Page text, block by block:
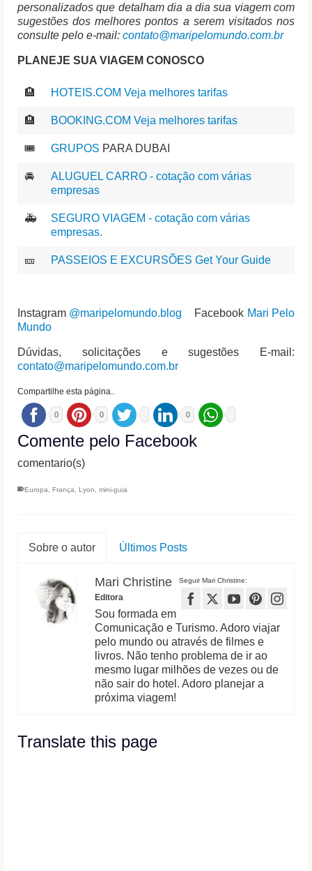
personalizados que detalham dia a dia sua viagem com
sugestões dos melhores pontos a serem visitados nos
consulte pelo e-mail: contato@maripelomundo.com.br
PLANEJE SUA VIAGEM CONOSCO
🏨 HOTEIS.COM Veja melhores tarifas
🏨 BOOKING.COM Veja melhores tarifas
🎟️ GRUPOS PARA DUBAI
🚘
ALUGUEL CARRO - cotação com várias
empresas
🚑
SEGURO VIAGEM - cotação com várias
empresas.
🎫 PASSEIOS E EXCURSÕES Get Your Guide
Instagram @maripelomundo.blog Facebook Mari Pelo
Mundo
Dúvidas, solicitações e sugestões E-mail:
contato@maripelomundo.com.br
Compartilhe esta página..
0 0 0
Comente pelo Facebook
comentario(s)
Europa França Lyon mini-guia
Sobre o autor Últimos Posts
Seguir Mari Christine:
Mari Christine
Editora
Sou formada em
Comunicação e Turismo. Adoro viajar
pelo mundo ou através de filmes e
livros. Não tenho problema de ir ao
mesmo lugar milhões de vezes ou de
não sair do hotel. Adoro planejar a
próxima viagem!
Translate this page